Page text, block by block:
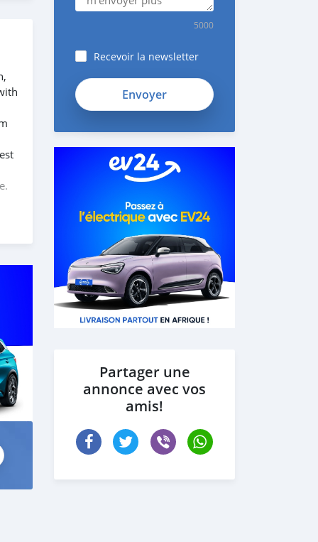
5000
Recevoir la newsletter
Partager une
annonce avec vos
amis!